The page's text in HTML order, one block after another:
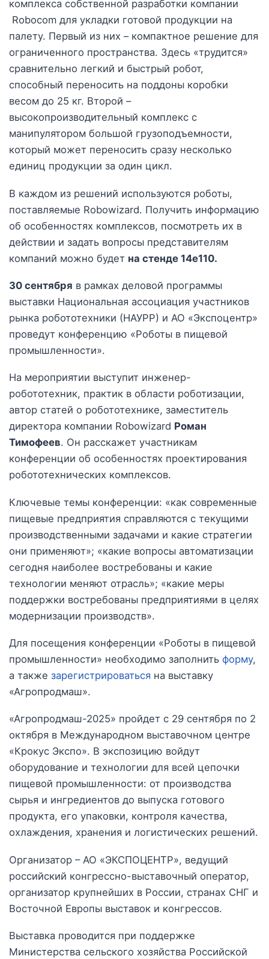
комплекса собственной разработки компании
Robocom для укладки готовой продукции на
палету. Первый из них – компактное решение для
ограниченного пространства. Здесь «трудится»
сравнительно легкий и быстрый робот,
способный переносить на поддоны коробки
весом до 25 кг. Второй –
высокопроизводительный комплекс с
манипулятором большой грузоподъемности,
который может переносить сразу несколько
единиц продукции за один цикл.
В каждом из решений используются роботы,
поставляемые Robowizard. Получить информацию
об особенностях комплексов, посмотреть их в
действии и задать вопросы представителям
компаний можно будет на стенде 14е110.
30 сентября в рамках деловой программы
выставки Национальная ассоциация участников
рынка робототехники (НАУРР) и АО «Экспоцентр»
проведут конференцию «Роботы в пищевой
промышленности».
На мероприятии выступит инженер-
робототехник, практик в области роботизации,
автор статей о робототехнике, заместитель
директора компании Robowizard Роман
Тимофеев. Он расскажет участникам
конференции об особенностях проектирования
робототехнических комплексов.
Ключевые темы конференции: «как современные
пищевые предприятия справляются с текущими
производственными задачами и какие стратегии
они применяют»; «какие вопросы автоматизации
сегодня наиболее востребованы и какие
технологии меняют отрасль»; «какие меры
поддержки востребованы предприятиями в целях
модернизации производств».
Для посещения конференции «Роботы в пищевой
промышленности» необходимо заполнить форму,
а также зарегистрироваться на выставку
«Агропродмаш».
«Агропродмаш-2025» пройдет с 29 сентября по 2
октября в Международном выставочном центре
«Крокус Экспо». В экспозицию войдут
оборудование и технологии для всей цепочки
пищевой промышленности: от производства
сырья и ингредиентов до выпуска готового
продукта, его упаковки, контроля качества,
охлаждения, хранения и логистических решений.
Организатор – АО «ЭКСПОЦЕНТР», ведущий
российский конгрессно-выставочный оператор,
организатор крупнейших в России, странах СНГ и
Восточной Европы выставок и конгрессов.
Выставка проводится при поддержке
Министерства сельского хозяйства Российской